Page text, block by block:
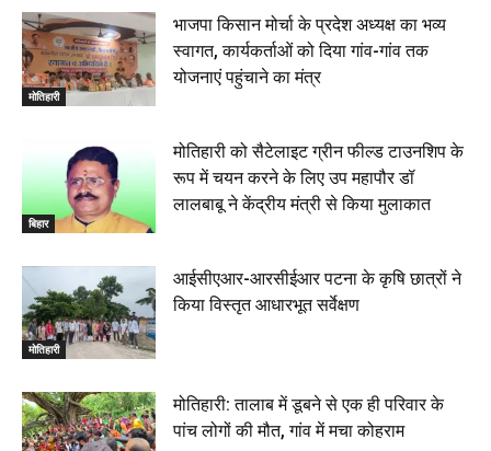
मोतिहारी
भाजपा किसान मोर्चा के प्रदेश अध्यक्ष का भव्य
स्वागत, कार्यकर्ताओं को दिया गांव-गांव तक
योजनाएं पहुंचाने का मंत्र
बिहार
मोतिहारी को सैटेलाइट ग्रीन फील्ड टाउनशिप के
रूप में चयन करने के लिए उप महापौर डॉ
लालबाबू ने केंद्रीय मंत्री से किया मुलाकात
मोतिहारी
आईसीएआर-आरसीईआर पटना के कृषि छात्रों ने
किया विस्तृत आधारभूत सर्वेक्षण
मोतिहारी: तालाब में डूबने से एक ही परिवार के
पांच लोगों की मौत, गांव में मचा कोहराम